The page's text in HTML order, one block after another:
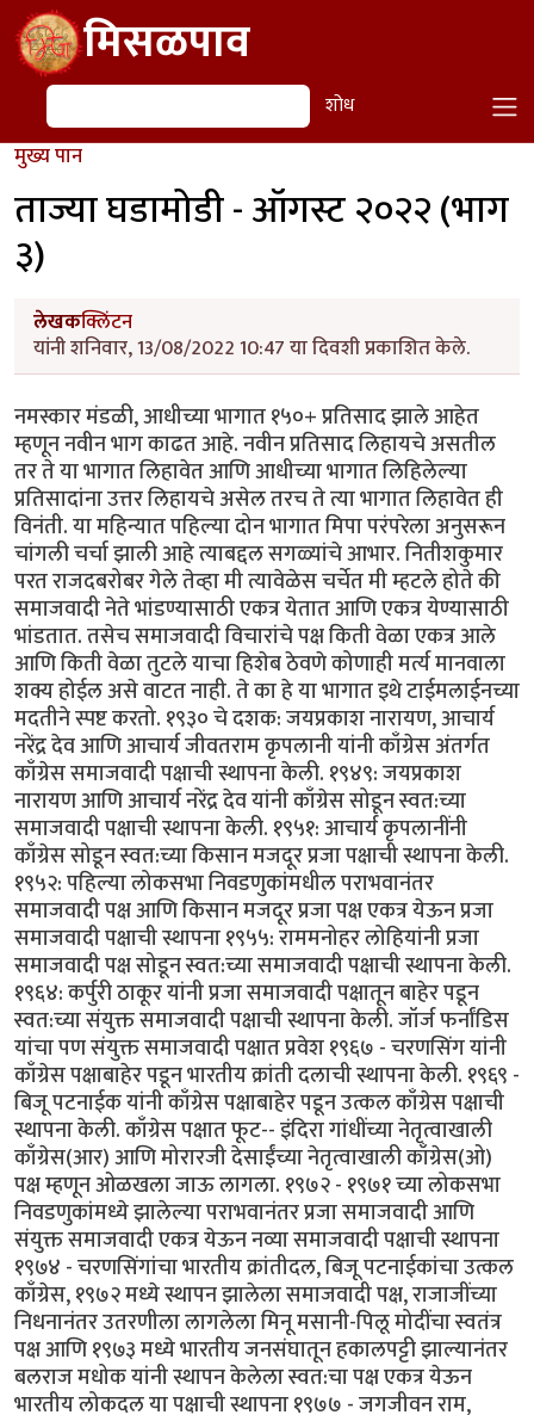
Skip to main contentमिसळपाव
शोध शोध
मुख्य पान
ताज्या घडामोडी - ऑगस्ट २०२२ (भाग
३)
लेखकक्लिंटन
यांनी शनिवार, 13/08/2022 10:47 या दिवशी प्रकाशित केले.
नमस्कार मंडळी, आधीच्या भागात १५०+ प्रतिसाद झाले आहेत
म्हणून नवीन भाग काढत आहे. नवीन प्रतिसाद लिहायचे असतील
तर ते या भागात लिहावेत आणि आधीच्या भागात लिहिलेल्या
प्रतिसादांना उत्तर लिहायचे असेल तरच ते त्या भागात लिहावेत ही
विनंती. या महिन्यात पहिल्या दोन भागात मिपा परंपरेला अनुसरून
चांगली चर्चा झाली आहे त्याबद्दल सगळ्यांचे आभार. नितीशकुमार
परत राजदबरोबर गेले तेव्हा मी त्यावेळेस चर्चेत मी म्हटले होते की
समाजवादी नेते भांडण्यासाठी एकत्र येतात आणि एकत्र येण्यासाठी
भांडतात. तसेच समाजवादी विचारांचे पक्ष किती वेळा एकत्र आले
आणि किती वेळा तुटले याचा हिशेब ठेवणे कोणाही मर्त्य मानवाला
शक्य होईल असे वाटत नाही. ते का हे या भागात इथे टाईमलाईनच्या
मदतीने स्पष्ट करतो. १९३० चे दशक: जयप्रकाश नारायण, आचार्य
नरेंद्र देव आणि आचार्य जीवतराम कृपलानी यांनी काँग्रेस अंतर्गत
काँग्रेस समाजवादी पक्षाची स्थापना केली. १९४९: जयप्रकाश
नारायण आणि आचार्य नरेंद्र देव यांनी काँग्रेस सोडून स्वत:च्या
समाजवादी पक्षाची स्थापना केली. १९५१: आचार्य कृपलानींनी
काँग्रेस सोडून स्वत:च्या किसान मजदूर प्रजा पक्षाची स्थापना केली.
१९५२: पहिल्या लोकसभा निवडणुकांमधील पराभवानंतर
समाजवादी पक्ष आणि किसान मजदूर प्रजा पक्ष एकत्र येऊन प्रजा
समाजवादी पक्षाची स्थापना १९५५: राममनोहर लोहियांनी प्रजा
समाजवादी पक्ष सोडून स्वत:च्या समाजवादी पक्षाची स्थापना केली.
१९६४: कर्पुरी ठाकूर यांनी प्रजा समाजवादी पक्षातून बाहेर पडून
स्वत:च्या संयुक्त समाजवादी पक्षाची स्थापना केली. जॉर्ज फर्नांडिस
यांचा पण संयुक्त समाजवादी पक्षात प्रवेश १९६७ - चरणसिंग यांनी
काँग्रेस पक्षाबाहेर पडून भारतीय क्रांती दलाची स्थापना केली. १९६९ -
बिजू पटनाईक यांनी काँग्रेस पक्षाबाहेर पडून उत्कल काँग्रेस पक्षाची
स्थापना केली. काँग्रेस पक्षात फूट-- इंदिरा गांधींच्या नेतृत्वाखाली
काँग्रेस(आर) आणि मोरारजी देसाईंच्या नेतृत्वाखाली काँग्रेस(ओ)
पक्ष म्हणून ओळखला जाऊ लागला. १९७२ - १९७१ च्या लोकसभा
निवडणुकांमध्ये झालेल्या पराभवानंतर प्रजा समाजवादी आणि
संयुक्त समाजवादी एकत्र येऊन नव्या समाजवादी पक्षाची स्थापना
१९७४ - चरणसिंगांचा भारतीय क्रांतीदल, बिजू पटनाईकांचा उत्कल
काँग्रेस, १९७२ मध्ये स्थापन झालेला समाजवादी पक्ष, राजाजींच्या
निधनानंतर उतरणीला लागलेला मिनू मसानी-पिलू मोदींचा स्वतंत्र
पक्ष आणि १९७३ मध्ये भारतीय जनसंघातून हकालपट्टी झाल्यानंतर
बलराज मधोक यांनी स्थापन केलेला स्वत:चा पक्ष एकत्र येऊन
भारतीय लोकदल या पक्षाची स्थापना १९७७ - जगजीवन राम,